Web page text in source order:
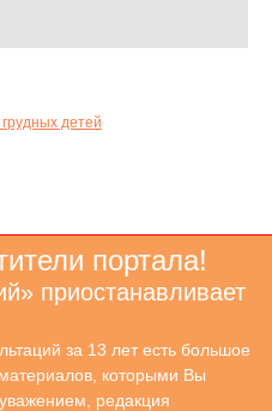
детей
портала!
приостанавливает
за 13 лет есть большое
которыми Вы
редакция